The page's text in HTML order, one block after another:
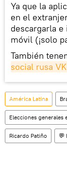
Ya que la
en el
descargarla
móvil (¡solo
También
social rusa VK
América Latina
Elecciones generales
Ricardo Patiño 💬